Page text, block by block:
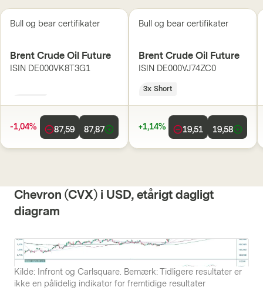
Bull og bear certifikater
Brent Crude Oil Future
ISIN DE000VK8T3G1
-1,04% 87,59 87,87
Bull og bear certifikater
Brent Crude Oil Future
ISIN DE000VJ74ZC0
3x Short
+1,14% 19,51 19,58
Chevron (CVX) i USD, etårigt dagligt
diagram
Kilde: Infront og Carlsquare. Bemærk: Tidligere resultater er
ikke en pålidelig indikator for fremtidige resultater